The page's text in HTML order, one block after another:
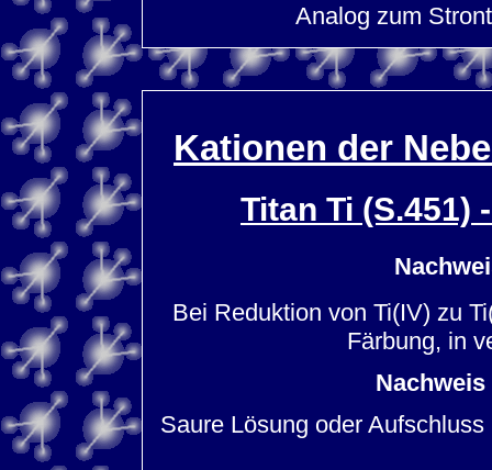
Analog zum
Kationen der
Titan Ti (S.451)
Bei Reduktion von Ti(IV) zu
Färbung, in
Saure Lösung oder Aufschluss